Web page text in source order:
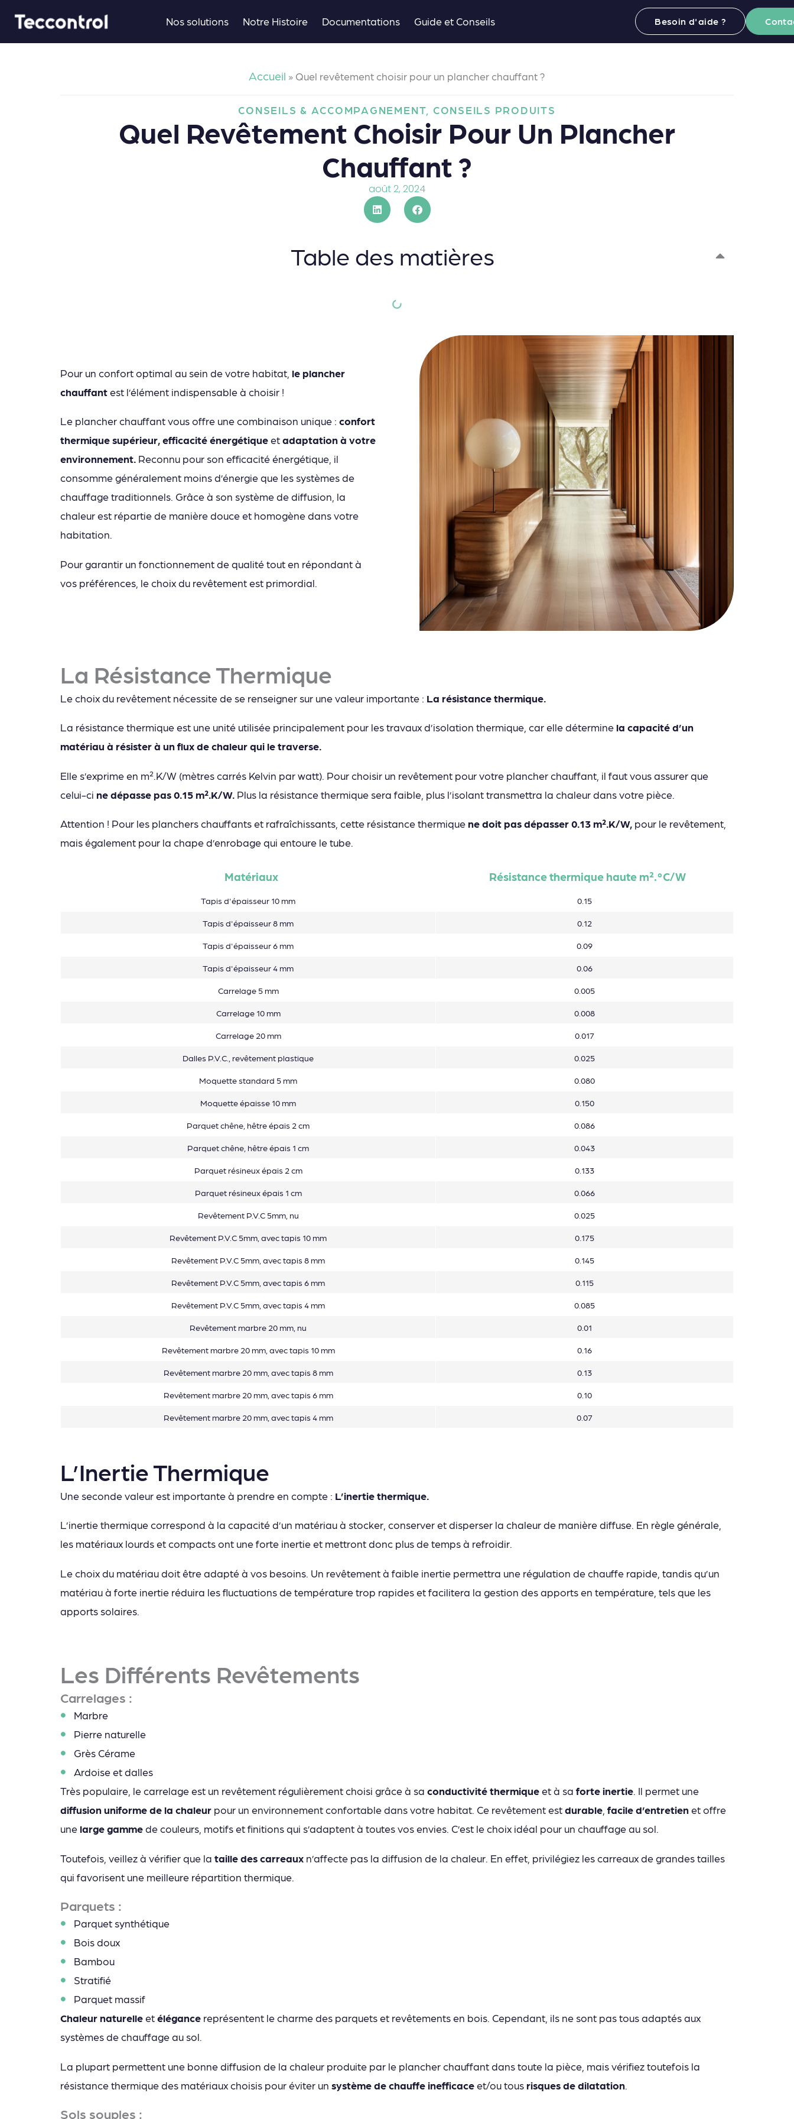
contenu
Nos solutions Notre Histoire Documentations Guide et Conseils Besoin d'aide ?
Accueil » Quel revêtement choisir pour un plancher chauffant ?
CONSEILS & ACCOMPAGNEMENT CONSEILS PRODUITS
Quel Revêtement Choisir Pour Un Plancher
Chauffant ?
août 2, 2024
Table des matières
Pour un confort optimal au sein de votre habitat, le plancher
chauffantest l’élément indispensable à choisir !
Le plancher chauffant vous offre une combinaison unique : confort
thermique supérieur, efficacité énergétiqueetadaptation à votre
environnement. Reconnu pour son efficacité énergétique, il
consomme généralement moins d’énergie que les systèmes de
chauffage traditionnels. Grâce à son système de diffusion, la
chaleur est répartie de manière douce et homogène dans votre
habitation.
Pour garantir un fonctionnement de qualité tout en répondant à
vos préférences, le choix du revêtement est primordial.
La Résistance Thermique
Le choix du revêtement nécessite de se renseigner sur une valeur importante : La résistance thermique.
La résistance thermique est une unité utilisée principalement pour les travaux d’isolation thermique, car elle déterminela capacité d’un
matériau à résister à un flux de chaleur qui le traverse.
Elle s’exprime en m².K/W (mètres carrés Kelvin par watt). Pour choisir un revêtement pour votre plancher chauffant, il faut vous assurer que
celui-ci ne dépasse pas 0.15 m².K/W. Plus la résistance thermique sera faible, plus l’isolant transmettra la chaleur dans votre pièce.
Attention ! Pour les planchers chauffants et rafraîchissants, cette résistance thermiquene doit pas dépasser 0.13 m².K/W, pour le revêtement,
mais également pour la chape d’enrobage qui entoure le tube.
Matériaux Résistance thermique haute m².°C/W
Tapis d'épaisseur 10 mm 0.15
Tapis d'épaisseur 8 mm 0.12
Tapis d'épaisseur 6 mm 0.09
Tapis d'épaisseur 4 mm 0.06
Carrelage 5 mm 0.005
Carrelage 10 mm 0.008
Carrelage 20 mm 0.017
Dalles P.V.C., revêtement plastique 0.025
Moquette standard 5 mm 0.080
Moquette épaisse 10 mm 0.150
Parquet chêne, hêtre épais 2 cm 0.086
Parquet chêne, hêtre épais 1 cm 0.043
Parquet résineux épais 2 cm 0.133
Parquet résineux épais 1 cm 0.066
Revêtement P.V.C 5mm, nu 0.025
Revêtement P.V.C 5mm, avec tapis 10 mm 0.175
Revêtement P.V.C 5mm, avec tapis 8 mm 0.145
Revêtement P.V.C 5mm, avec tapis 6 mm 0.115
Revêtement P.V.C 5mm, avec tapis 4 mm 0.085
Revêtement marbre 20 mm, nu 0.01
Revêtement marbre 20 mm, avec tapis 10 mm 0.16
Revêtement marbre 20 mm, avec tapis 8 mm 0.13
Revêtement marbre 20 mm, avec tapis 6 mm 0.10
Revêtement marbre 20 mm, avec tapis 4 mm 0.07
L’Inertie Thermique
Une seconde valeur est importante à prendre en compte : L’inertie thermique.
L’inertie thermique correspond à la capacité d’un matériau à stocker, conserver et disperser la chaleur de manière diffuse. En règle générale,
les matériaux lourds et compacts ont une forte inertie et mettront donc plus de temps à refroidir.
Le choix du matériau doit être adapté à vos besoins. Un revêtement à faible inertie permettra une régulation de chauffe rapide, tandis qu’un
matériau à forte inertie réduira les fluctuations de température trop rapides et facilitera la gestion des apports en température, tels que les
apports solaires.
Les Différents Revêtements
Carrelages :
Marbre
Pierre naturelle
Grès Cérame
Ardoise et dalles
Très populaire, le carrelage est un revêtement régulièrement choisi grâce à sa conductivité thermiqueet à saforte inertie . Il permet une
diffusion uniforme de la chaleur pour un environnement confortable dans votre habitat. Ce revêtement estdurable ,facile d’entretienet offre
unelarge gammede couleurs, motifs et finitions qui s’adaptent à toutes vos envies. C’est le choix idéal pour un chauffage au sol.
Toutefois, veillez à vérifier que la taille des carreaux n’affecte pas la diffusion de la chaleur. En effet, privilégiez les carreaux de grandes tailles
qui favorisent une meilleure répartition thermique.
Parquets :
Parquet synthétique
Bois doux
Bambou
Stratifié
Parquet massif
Chaleur naturelleetélégance représentent le charme des parquets et revêtements en bois. Cependant, ils ne sont pas tous adaptés aux
systèmes de chauffage au sol.
La plupart permettent une bonne diffusion de la chaleur produite par le plancher chauffant dans toute la pièce, mais vérifiez toutefois la
résistance thermique des matériaux choisis pour éviter un système de chauffe inefficaceet/ou tousrisques de dilatation
Sols souples :